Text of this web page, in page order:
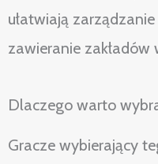
ułatwiają
zawieranie
Dlaczego warto
Gracze wybierający